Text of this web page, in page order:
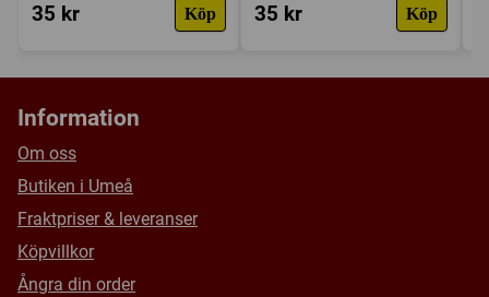
35 kr Köp 35 kr Köp
Information
Om oss
Butiken i Umeå
Fraktpriser & leveranser
Köpvillkor
Ångra din order